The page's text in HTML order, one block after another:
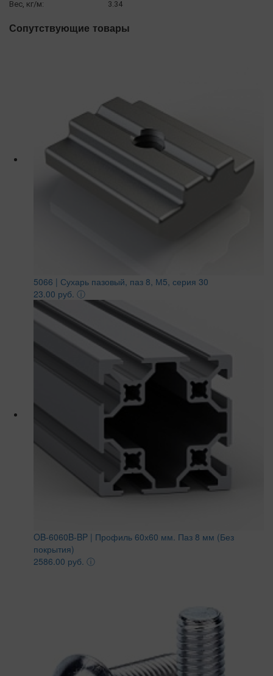
Вес, кг/м: 3.34
Сопутствующие товары
5066 | Сухарь пазовый, паз 8, М5, серия 30
23.00 руб. ⓘ
OB-6060B-BP | Профиль 60х60 мм. Паз 8 мм (Без
покрытия)
2586.00 руб. ⓘ